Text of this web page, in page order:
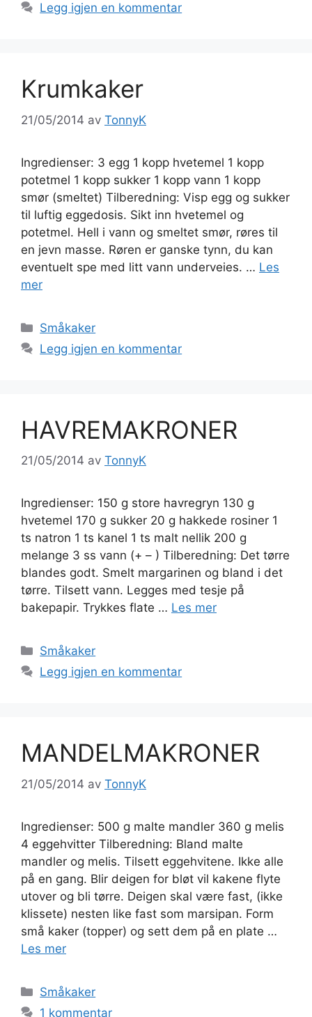
Legg igjen en kommentar
Krumkaker
21/05/2014 av TonnyK
Ingredienser: 3 egg 1 kopp hvetemel 1 kopp
potetmel 1 kopp sukker 1 kopp vann 1 kopp
smør (smeltet) Tilberedning: Visp egg og sukker
til luftig eggedosis. Sikt inn hvetemel og
potetmel. Hell i vann og smeltet smør, røres til
en jevn masse. Røren er ganske tynn, du kan
eventuelt spe med litt vann underveies. … Les
mer
Kategorier
Småkaker
Legg igjen en kommentar
HAVREMAKRONER
21/05/2014 av TonnyK
Ingredienser: 150 g store havregryn 130 g
hvetemel 170 g sukker 20 g hakkede rosiner 1
ts natron 1 ts kanel 1 ts malt nellik 200 g
melange 3 ss vann (+ – ) Tilberedning: Det tørre
blandes godt. Smelt margarinen og bland i det
tørre. Tilsett vann. Legges med tesje på
bakepapir. Trykkes flate … Les mer
Kategorier
Småkaker
Legg igjen en kommentar
MANDELMAKRONER
21/05/2014 av TonnyK
Ingredienser: 500 g malte mandler 360 g melis
4 eggehvitter Tilberedning: Bland malte
mandler og melis. Tilsett eggehvitene. Ikke alle
på en gang. Blir deigen for bløt vil kakene flyte
utover og bli tørre. Deigen skal være fast, (ikke
klissete) nesten like fast som marsipan. Form
små kaker (topper) og sett dem på en plate …
Les mer
Kategorier
Småkaker
1 kommentar